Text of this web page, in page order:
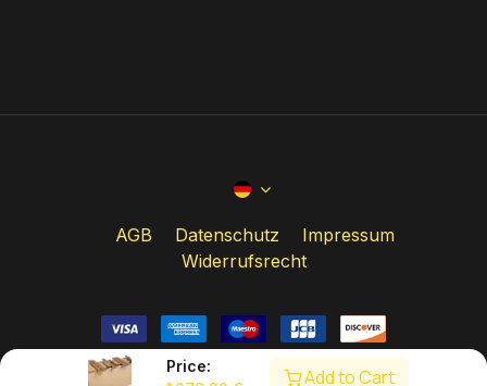
Price:
Add to Cart
AGB Datenschutz
Impressum
Widerrufsrecht